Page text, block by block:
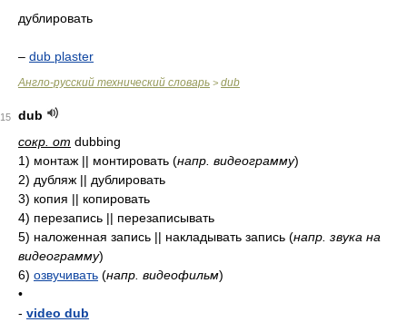
дублировать
– dub plaster
Англо-русский технический словарь > dub
15
dub
сокр. от dubbing
1) монтаж || монтировать (напр. видеограмму)
2) дубляж || дублировать
3) копия || копировать
4) перезапись || перезаписывать
5) наложенная запись || накладывать запись (напр. звука на
видеограмму)
6) озвучивать (напр. видеофильм)
•
- video dub